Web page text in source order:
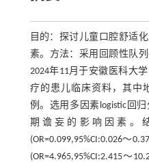
目的：探讨儿童口腔舒适
素。方法：采用回顾性队
2024年11月于安徽医科大
疗的患儿临床资料，其中
例。选用多因素logistic回
期谵妄的影响因素。
(OR=0.099,95%CI:0.026～
(OR=4.965,95%CI:2.415～